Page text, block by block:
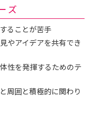
ズ
ることが苦手
やアイデアを共有でき
性を発揮するためのテ
周囲と積極的に関わり